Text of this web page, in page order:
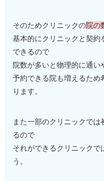
そのためクリニックの院の
基本的にクリニックと契約
できるので
院数が多いと物理的に通い
予約できる院も増えるため
ります。
また一部のクリニックでは
るので
それができるクリニックで
う。